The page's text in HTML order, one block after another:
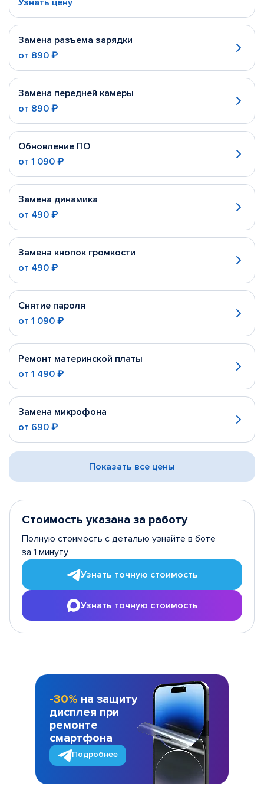
Узнать цену
Замена разъема зарядки
от 890 ₽
Замена передней камеры
от 890 ₽
Обновление ПО
от 1 090 ₽
Замена динамика
от 490 ₽
Замена кнопок громкости
от 490 ₽
Снятие пароля
от 1 090 ₽
Ремонт материнской платы
от 1 490 ₽
Замена микрофона
от 690 ₽
Показать все цены
Стоимость указана за работу
Полную стоимость с деталью узнайте в боте
за 1 минуту
Узнать точную стоимость
Узнать точную стоимость
-30% на защиту
дисплея при
ремонте
смартфона
Подробнее